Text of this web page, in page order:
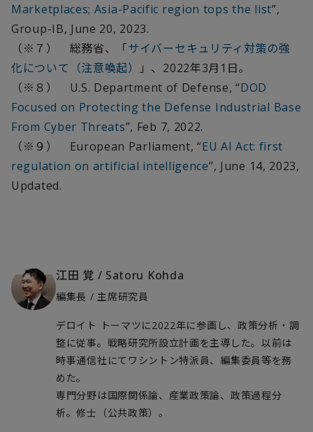
Marketplaces; Asia-Pacific region tops the list”,
Group-IB, June 20, 2023.
（※７） 総務省、「サイバーセキュリティ対策の強
化について（注意喚起）
」、2022年3月1日。
（※８） U.S. Department of Defense, “DOD
Focused on Protecting the Defense Industrial Base
From Cyber Threats”, Feb 7, 2022.
（※９） European Parliament, “EU AI Act: first
regulation on artificial intelligence”, June 14, 2023,
Updated.
江田 覚 / Satoru Kohda
編集長 / 主席研究員
デロイト トーマツに2022年に参画し、政策分析・調
整に従事。戦略研究所設立計画を主導した。以前は
時事通信社にてワシントン特派員、編集委員等を務
めた。
専門分野は国際関係論、産業政策論、政策過程分
析。修士（公共政策）。